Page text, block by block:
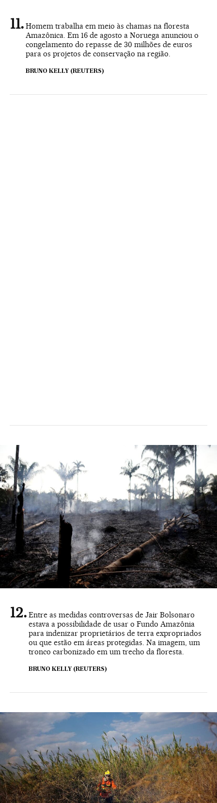
Homem trabalha em meio às chamas na floresta
Amazônica. Em 16 de agosto a Noruega anunciou o
congelamento do repasse de 30 milhões de euros
para os projetos de conservação na região.
BRUNO KELLY (REUTERS)
Entre as medidas controversas de Jair Bolsonaro
estava a possibilidade de usar o Fundo Amazônia
para indenizar proprietários de terra expropriados
ou que estão em áreas protegidas. Na imagem, um
tronco carbonizado em um trecho da floresta.
BRUNO KELLY (REUTERS)